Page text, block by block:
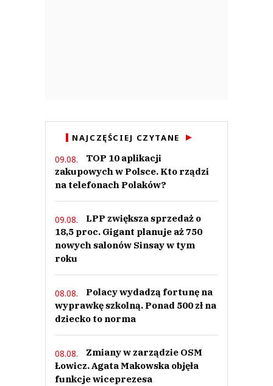
02.09.2020 / 08:02
This comment was minimized by the moderator on the site
Można się wygłupiać byle zgodnie z prawem. Ale dlaczego od sklepu nikt
nie wymaga, aby się zachowywał zgodnie z prawem. Nie ma żadnego
obowiązku noszenia masek. Mocą rozporządzenia nie można nałożyć
Qqqq
Odpowiedz
0
Zostaw swoje komentarze
Imię (Wymagane)
Prześlij komentarz
NAJCZĘŚCIEJ CZYTANE
09.08.
TOP 10 aplikacji
zakupowych w Polsce. Kto rządzi
na telefonach Polaków?
09.08.
LPP zwiększa sprzedaż o
18,5 proc. Gigant planuje aż 750
nowych salonów Sinsay w tym
roku
08.08.
Polacy wydadzą fortunę na
wyprawkę szkolną. Ponad 500 zł na
dziecko to norma
08.08.
Zmiany w zarządzie OSM
Łowicz. Agata Makowska objęła
funkcje wiceprezesa